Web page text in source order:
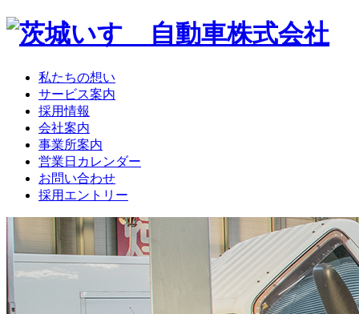
私たちの想い
サービス案内
採用情報
会社案内
事業所案内
営業日カレンダー
お問い合わせ
採用エントリー